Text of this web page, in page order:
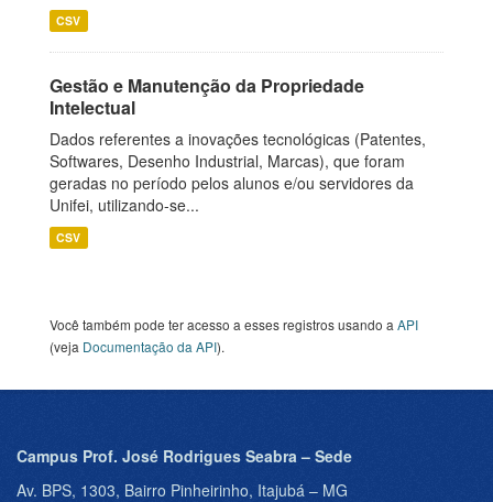
CSV
Gestão e Manutenção da Propriedade
Intelectual
Dados referentes a inovações tecnológicas (Patentes,
Softwares, Desenho Industrial, Marcas), que foram
geradas no período pelos alunos e/ou servidores da
Unifei, utilizando-se...
CSV
Você também pode ter acesso a esses registros usando a API
(veja Documentação da API).
Campus Prof. José Rodrigues Seabra – Sede
Av. BPS, 1303, Bairro Pinheirinho, Itajubá – MG